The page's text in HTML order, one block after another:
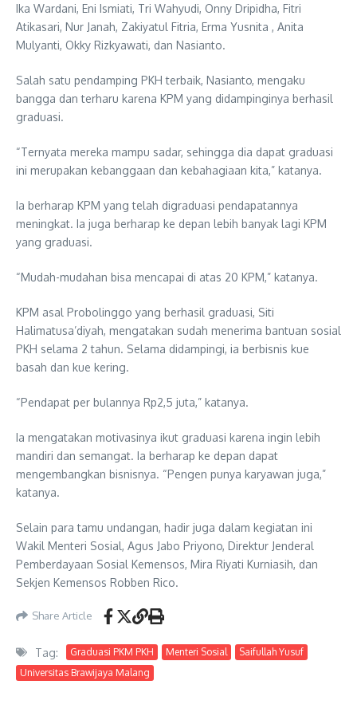
Ika Wardani, Eni Ismiati, Tri Wahyudi, Onny Dripidha, Fitri
Atikasari, Nur Janah, Zakiyatul Fitria, Erma Yusnita , Anita
Mulyanti, Okky Rizkyawati, dan Nasianto.
Salah satu pendamping PKH terbaik, Nasianto, mengaku
bangga dan terharu karena KPM yang didampinginya berhasil
graduasi.
“Ternyata mereka mampu sadar, sehingga dia dapat graduasi
ini merupakan kebanggaan dan kebahagiaan kita,” katanya.
Ia berharap KPM yang telah digraduasi pendapatannya
meningkat. Ia juga berharap ke depan lebih banyak lagi KPM
yang graduasi.
“Mudah-mudahan bisa mencapai di atas 20 KPM,” katanya.
KPM asal Probolinggo yang berhasil graduasi, Siti
Halimatusa’diyah, mengatakan sudah menerima bantuan sosial
PKH selama 2 tahun. Selama didampingi, ia berbisnis kue
basah dan kue kering.
“Pendapat per bulannya Rp2,5 juta,” katanya.
Ia mengatakan motivasinya ikut graduasi karena ingin lebih
mandiri dan semangat. Ia berharap ke depan dapat
mengembangkan bisnisnya. “Pengen punya karyawan juga,”
katanya.
Selain para tamu undangan, hadir juga dalam kegiatan ini
Wakil Menteri Sosial, Agus Jabo Priyono, Direktur Jenderal
Pemberdayaan Sosial Kemensos, Mira Riyati Kurniasih, dan
Sekjen Kemensos Robben Rico.
Share Article
Tag: Graduasi PKM PKH Menteri Sosial
Saifullah Yusuf
Universitas Brawijaya Malang